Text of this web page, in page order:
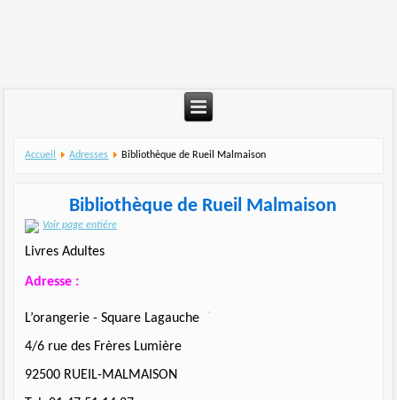
Accueil Adresses Bibliothèque de Rueil Malmaison
Bibliothèque de Rueil Malmaison
Voir page entière
Livres Adultes
Adresse :
L’orangerie - Square Lagauche
4/6 rue des Frères Lumière
92500 RUEIL-MALMAISON